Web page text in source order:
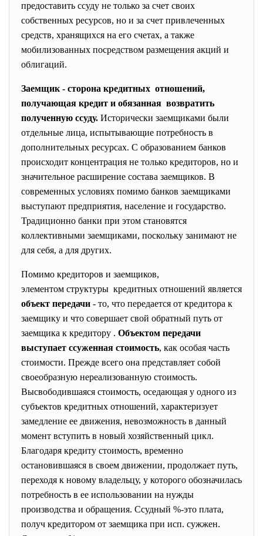
предоставить ссуду не только за счет своих
собственных ресурсов, но и за счет привлеченных
средств, хранящихся на его счетах, а также
мобилизованных посредством размещения акций и
облигаций.
Заемщик - сторона кредитных отношений,
получающая кредит и обязанная возвратить
полученную ссуду. Исторически заемщиками были
отдельные лица, испытывающие потребность в
дополнительных ресурсах. С образованием банков
происходит концентрация не только кредиторов, но и
значительное расширение состава заемщиков. В
современных условиях помимо банков заемщиками
выступают предприятия, население и государство.
Традиционно банки при этом становятся
коллективными заемщиками, поскольку занимают не
для себя, а для других.
Помимо кредиторов и заемщиков,
элементом структуры кредитных отношений является
объект передачи - то, что передается от кредитора к
заемщику и что совершает свой обратный путь от
заемщика к кредитору . Объектом передачи
выступает ссуженная стоимость, как особая часть
стоимости. Прежде всего она представляет собой
своеобразную нереализованную стоимость.
Высвободившаяся стоимость, оседающая у одного из
субъектов кредитных отношений, характеризует
замедление ее движения, невозможность в данный
момент вступить в новый хозяйственный цикл.
Благодаря кредиту стоимость, временно
остановившаяся в своем движении, продолжает путь,
переходя к новому владельцу, у которого обозначилась
потребность в ее использовании на нужды
производства и обращения. Ссудный %-это плата,
получ кредитором от заемщика при исп. сужжен.